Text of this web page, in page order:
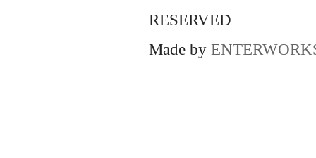
RESERVED
Made by